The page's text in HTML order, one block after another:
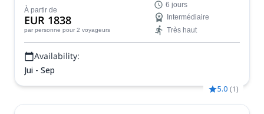
Votre guide sera Marco, certifié par l'IFMGA.
À partir de
EUR 1838
par personne pour 2 voyageurs
6 jours
Intermédiaire
Très haut
Availability:
Jui - Sep
5.0 (1)